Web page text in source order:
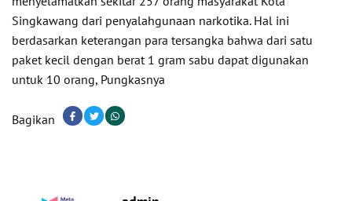
Singkawang dari penyalahgunaan narkotika. Hal ini
berdasarkan keterangan para tersangka bahwa dari satu
paket kecil dengan berat 1 gram sabu dapat digunakan
untuk 10 orang, Pungkasnya
Bagikan